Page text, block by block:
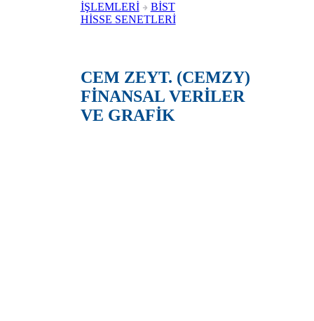
İŞLEMLERİ
BİST
HİSSE SENETLERİ
CEM ZEYT. (CEMZY)
FİNANSAL VERİLER
VE GRAFİK